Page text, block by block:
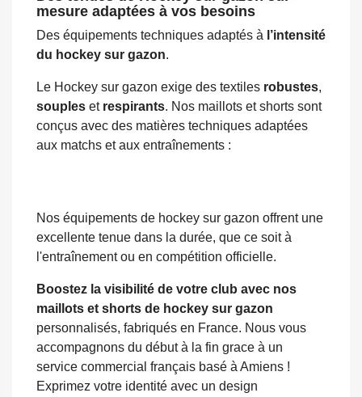
mesure adaptées à vos besoins
Des équipements techniques adaptés à l’intensité
du hockey sur gazon.
Le Hockey sur gazon exige des textiles robustes,
souples et respirants. Nos maillots et shorts sont
conçus avec des matières techniques adaptées
aux matchs et aux entraînements :
Nos équipements de hockey sur gazon offrent une
excellente tenue dans la durée, que ce soit à
l'entraînement ou en compétition officielle.
Boostez la visibilité de votre club avec nos
maillots et shorts de hockey sur gazon
personnalisés, fabriqués en France. Nous vous
accompagnons du début à la fin grace à un
service commercial français basé à Amiens !
Exprimez votre identité avec un design